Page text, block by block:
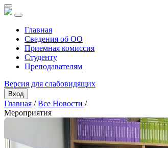
Главная
Сведения об ОО
Приемная комиссия
Студенту
Преподавателям
Версия для слабовидящих
Вход
Главная /Все Новости /
Мероприятия